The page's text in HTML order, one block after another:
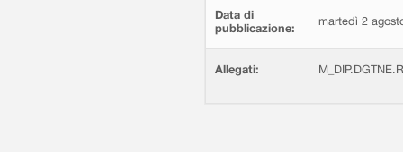
Data di
pubblicazione:
martedì 2
Allegati: